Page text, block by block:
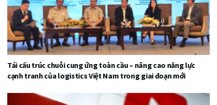
Tái cấu trúc chuỗi cung ứng toàn cầu – nâng cao năng lực
cạnh tranh của logistics Việt Nam trong giai đoạn mới